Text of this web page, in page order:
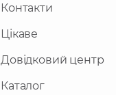
Контакти
Цікаве
Довідковий центр
Каталог